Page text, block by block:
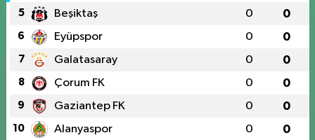
5 Beşiktaş 0 0
6 Eyüpspor 0 0
7 Galatasaray 0 0
8 Çorum FK 0 0
9 Gaziantep FK 0 0
10 Alanyaspor 0 0